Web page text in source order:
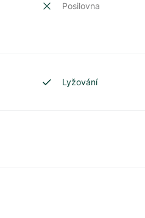
Posilovna
Lyžování